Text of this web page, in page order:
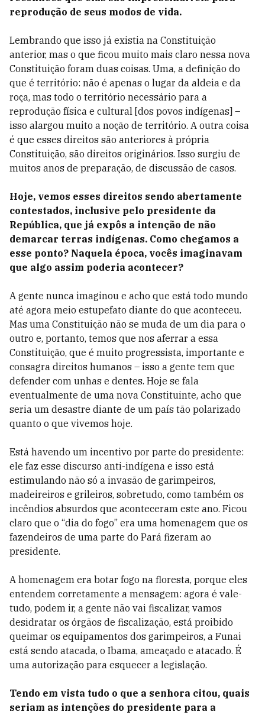
reprodução de seus modos de vida.
Lembrando que isso já existia na Constituição
anterior, mas o que ficou muito mais claro nessa nova
Constituição foram duas coisas. Uma, a definição do
que é território: não é apenas o lugar da aldeia e da
roça, mas todo o território necessário para a
reprodução física e cultural [dos povos indígenas] –
isso alargou muito a noção de território. A outra coisa
é que esses direitos são anteriores à própria
Constituição, são direitos originários. Isso surgiu de
muitos anos de preparação, de discussão de casos.
Hoje, vemos esses direitos sendo abertamente
contestados, inclusive pelo presidente da
República, que já expôs a intenção de não
demarcar terras indígenas. Como chegamos a
esse ponto? Naquela época, vocês imaginavam
que algo assim poderia acontecer?
A gente nunca imaginou e acho que está todo mundo
até agora meio estupefato diante do que aconteceu.
Mas uma Constituição não se muda de um dia para o
outro e, portanto, temos que nos aferrar a essa
Constituição, que é muito progressista, importante e
consagra direitos humanos – isso a gente tem que
defender com unhas e dentes. Hoje se fala
eventualmente de uma nova Constituinte, acho que
seria um desastre diante de um país tão polarizado
quanto o que vivemos hoje.
Está havendo um incentivo por parte do presidente:
ele faz esse discurso anti-indígena e isso está
estimulando não só a invasão de garimpeiros,
madeireiros e grileiros, sobretudo, como também os
incêndios absurdos que aconteceram este ano. Ficou
claro que o “dia do fogo” era uma homenagem que os
fazendeiros de uma parte do Pará fizeram ao
presidente.
A homenagem era botar fogo na floresta, porque eles
entendem corretamente a mensagem: agora é vale-
tudo, podem ir, a gente não vai fiscalizar, vamos
desidratar os órgãos de fiscalização, está proibido
queimar os equipamentos dos garimpeiros, a Funai
está sendo atacada, o Ibama, ameaçado e atacado. É
uma autorização para esquecer a legislação.
Tendo em vista tudo o que a senhora citou, quais
seriam as intenções do presidente para a